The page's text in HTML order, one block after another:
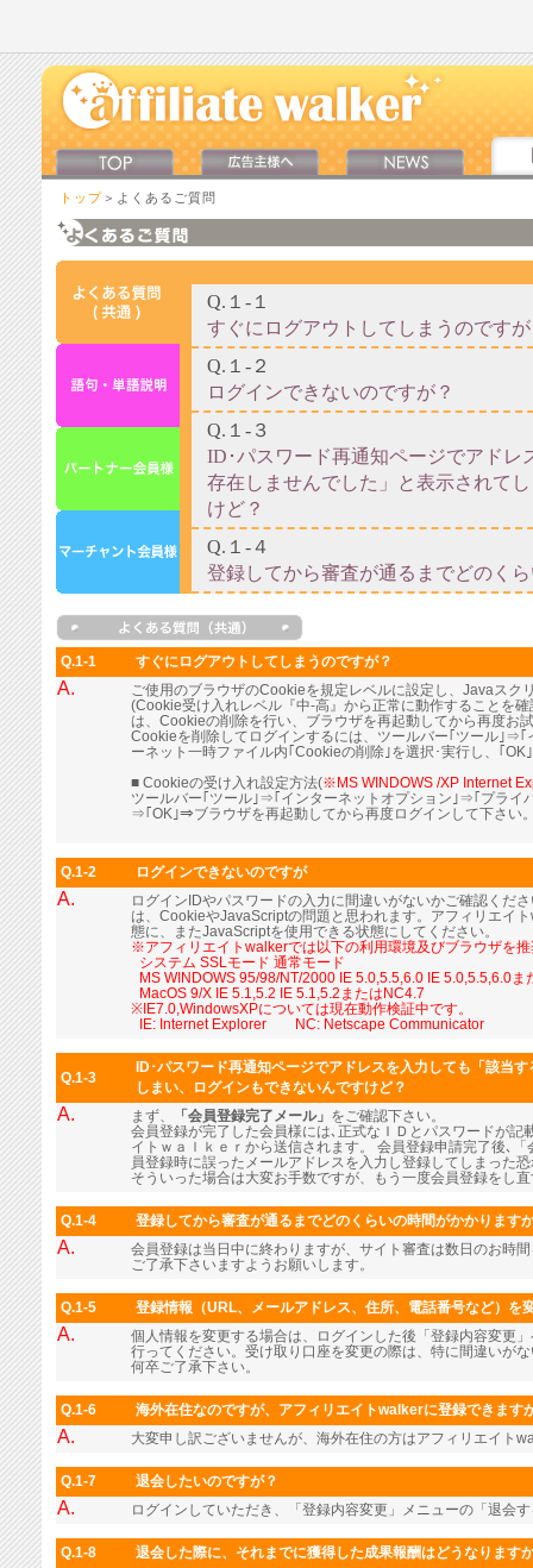
トップ ＞よくあるご質問
Q.1-1 すぐにログアウトしてしまうのですが？
A.
ご使用のブラウザのCookieを規定レベルに設定し、Javaスク
(Cookie受け入れレベル『中-高』から正常に動作することを
は、Cookieの削除を行い、ブラウザを再起動してから再度お
Cookieを削除してログインするには、ツールバー｢ツール｣⇒
ーネット一時ファイル内｢Cookieの削除｣を選択･実行し、｢
■ Cookieの受け入れ設定方法(※MS WINDOWS /XP Internet
ツールバー｢ツール｣⇒｢インターネットオプション｣⇒｢プライ
⇒｢OK｣⇒ブラウザを再起動してから再度ログインして下さい
Q.1-2 ログインできないのですが
A.
ログインIDやパスワードの入力に間違いがないかご確認くだ
は、CookieやJavaScriptの問題と思われます。アフィリエイ
態に、またJavaScriptを使用できる状態にしてください。
※アフィリエイトwalkerでは以下の利用環境及びブラウザを
システム SSLモード 通常モード
MS WINDOWS 95/98/NT/2000 IE 5.0,5.5,6.0 IE 5.0,5.5,6.0ま
MacOS 9/X IE 5.1,5.2 IE 5.1,5.2またはNC4.7
※IE7.0,WindowsXPについては現在動作検証中です。
IE: Internet Explorer NC: Netscape Communicator
Q.1-3
ID･パスワード再通知ページでアドレスを入力しても「該当
しまい、ログインもできないんですけど？
A. まず、 「会員登録完了メール」 をご確認下さい。
会員登録が完了した会員様には､正式なＩＤとパスワードが
イトｗａｌｋｅｒから送信されます。 会員登録申請完了後､
員登録時に誤ったメールアドレスを入力し登録してしまった
そういった場合は大変お手数ですが、もう一度会員登録をし
Q.1-4 登録してから審査が通るまでどのくらいの時間がかかります
A.
会員登録は当日中に終わりますが、サイト審査は数日のお時
ご了承下さいますようお願いします。
Q.1-5 登録情報（URL、メールアドレス、住所、電話番号など）を
A.
個人情報を変更する場合は、ログインした後「登録内容変更
行ってください。受け取り口座を変更の際は、特に間違いが
何卒ご了承下さい。
Q.1-6 海外在住なのですが、アフィリエイトwalkerに登録できます
A. 大変申し訳ございませんが、海外在住の方はアフィリエイト
Q.1-7 退会したいのですが？
A. ログインしていただき、「登録内容変更」メニューの「退会
Q.1-8 退会した際に、それまでに獲得した成果報酬はどうなります